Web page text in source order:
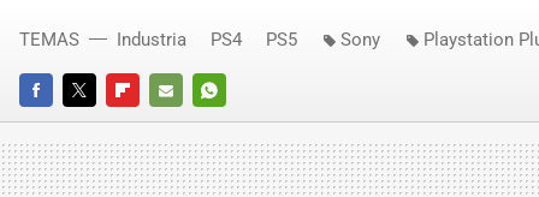
FACEBOOKTWITTERFLIPBOARD
E-
MAIL
WHATSAPP
TEMAS Industria PS4 PS5 Sony Playstation